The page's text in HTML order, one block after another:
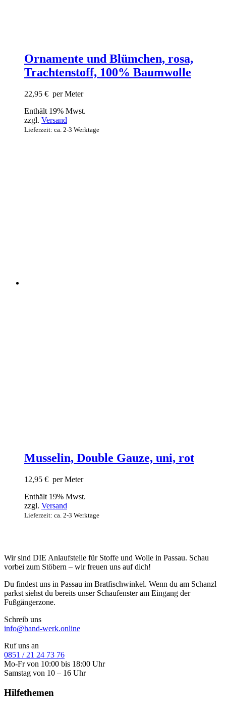
Ornamente und Blümchen, rosa,
Trachtenstoff, 100% Baumwolle
22,95 € per Meter
Enthält 19% Mwst.
zzgl. Versand
Lieferzeit: ca. 2-3 Werktage
Musselin, Double Gauze, uni, rot
12,95 € per Meter
Enthält 19% Mwst.
zzgl. Versand
Lieferzeit: ca. 2-3 Werktage
Wir sind DIE Anlaufstelle für Stoffe und Wolle in Passau. Schau
vorbei zum Stöbern – wir freuen uns auf dich!
Du findest uns in Passau im Bratfischwinkel. Wenn du am Schanzl
parkst siehst du bereits unser Schaufenster am Eingang der
Fußgängerzone.
Schreib uns
info@hand-werk.online
Ruf uns an
0851 / 21 24 73 76
Mo-Fr von 10:00 bis 18:00 Uhr
Samstag von 10 – 16 Uhr
Hilfethemen